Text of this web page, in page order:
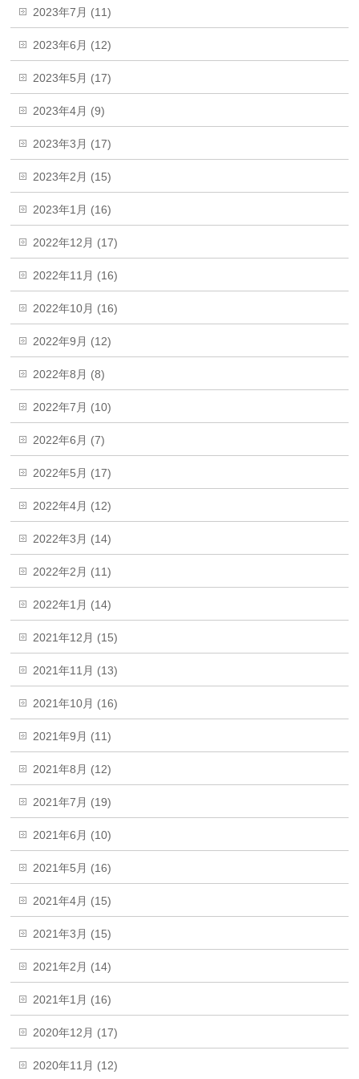
2023年7月 (11)
2023年6月 (12)
2023年5月 (17)
2023年4月 (9)
2023年3月 (17)
2023年2月 (15)
2023年1月 (16)
2022年12月 (17)
2022年11月 (16)
2022年10月 (16)
2022年9月 (12)
2022年8月 (8)
2022年7月 (10)
2022年6月 (7)
2022年5月 (17)
2022年4月 (12)
2022年3月 (14)
2022年2月 (11)
2022年1月 (14)
2021年12月 (15)
2021年11月 (13)
2021年10月 (16)
2021年9月 (11)
2021年8月 (12)
2021年7月 (19)
2021年6月 (10)
2021年5月 (16)
2021年4月 (15)
2021年3月 (15)
2021年2月 (14)
2021年1月 (16)
2020年12月 (17)
2020年11月 (12)